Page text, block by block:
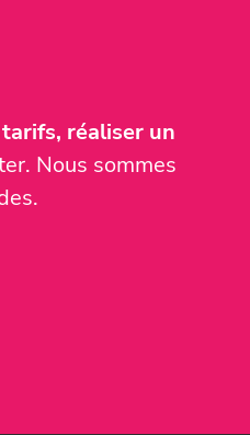
réaliser un
Nous sommes